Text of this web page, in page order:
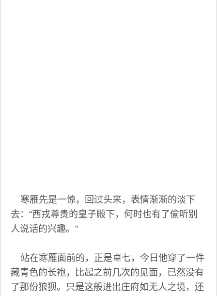
寒雁先是一惊，回过头来，表情渐渐的淡下
去：“西戎尊贵的皇子殿下，何时也有了偷听别
人说话的兴趣。”
站在寒雁面前的，正是卓七，今日他穿了一件
藏青色的长袍，比起之前几次的见面，已然没有
了那份狼狈。只是这般进出庄府如无人之境，还